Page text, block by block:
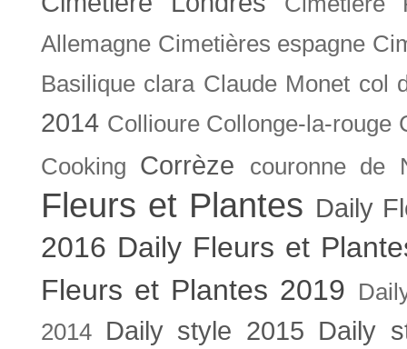
Allemagne Cimetières espagne
Basilique clara Claude Monet col
2014 Collioure Collonge-la-rouge
Cooking
Corrèze couronne de
Fleurs et Plantes Daily
2016 Daily Fleurs et
Fleurs et Plantes 2019
2014
Daily style 2015 Daily